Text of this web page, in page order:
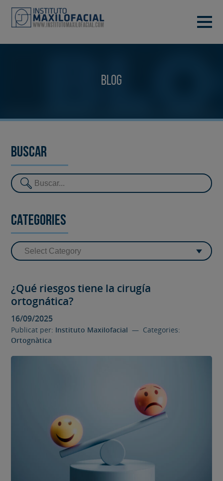
Blog
Buscar
Categories
¿Qué riesgos tiene la cirugía
ortognática?
16/09/2025
Publicat per: Instituto Maxilofacial — Categories:
Ortognàtica